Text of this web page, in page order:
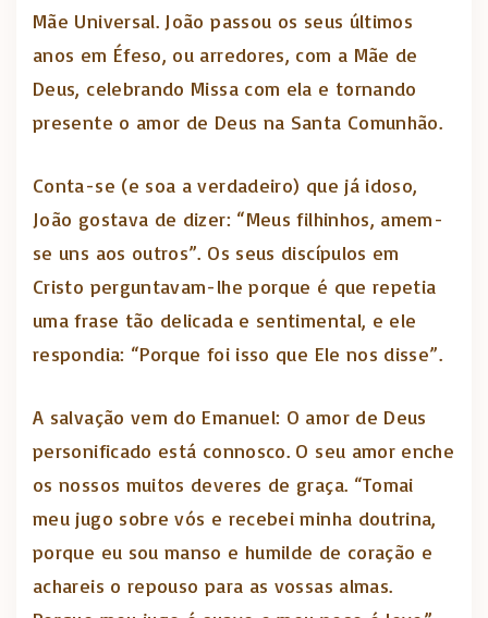
Mãe Universal. João passou os seus últimos
anos em Éfeso, ou arredores, com a Mãe de
Deus, celebrando Missa com ela e tornando
presente o amor de Deus na Santa Comunhão.
Conta-se (e soa a verdadeiro) que já idoso,
João gostava de dizer: “Meus filhinhos, amem-
se uns aos outros”. Os seus discípulos em
Cristo perguntavam-lhe porque é que repetia
uma frase tão delicada e sentimental, e ele
respondia: “Porque foi isso que Ele nos disse”.
A salvação vem do Emanuel: O amor de Deus
personificado está connosco. O seu amor enche
os nossos muitos deveres de graça. “Tomai
meu jugo sobre vós e recebei minha doutrina,
porque eu sou manso e humilde de coração e
achareis o repouso para as vossas almas.